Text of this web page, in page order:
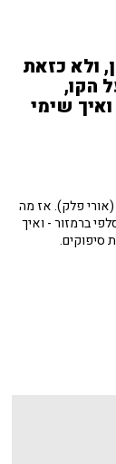
ולא כזאת
הקו,
שימי
(אורי פלק). אז מה
ברמזור - ואיך
סיפוקים.